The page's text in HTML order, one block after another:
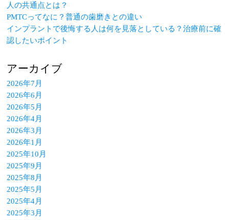
人の共通点とは？
PMTCってなに？普通の歯磨きとの違い
インプラントで後悔する人は何を見落としている？治療前に確
認したいポイント
アーカイブ
2026年7月
2026年6月
2026年5月
2026年4月
2026年3月
2026年1月
2025年10月
2025年9月
2025年8月
2025年5月
2025年4月
2025年3月